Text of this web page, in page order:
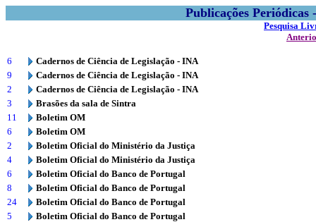
Publicações
Pesquisa
6
Cadernos de Ciência de Legislação - INA
9
Cadernos de Ciência de Legislação - INA
2
Cadernos de Ciência de Legislação - INA
3
Brasões da sala de Sintra
11
Boletim OM
6
Boletim OM
2
Boletim Oficial do Ministério da Justiça
4
Boletim Oficial do Ministério da Justiça
6
Boletim Oficial do Banco de Portugal
8
Boletim Oficial do Banco de Portugal
24
Boletim Oficial do Banco de Portugal
5
Boletim Oficial do Banco de Portugal